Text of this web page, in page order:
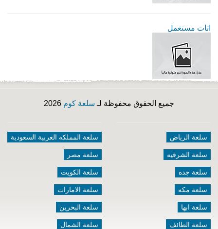
اثاث مستعمل
جميع الحقوق محفوظة لـ سلعة كوم
سلعة الرياض
سلعة الشرقيه
سلعة جده
سلعة مكه
سلعة ابها
سلعة الطائف
سلعة المملكه العربية السعودية
سلعة مصر
سلعة الكويت
سلعة الامارات
سلعة البحرين
سلعة الشمال